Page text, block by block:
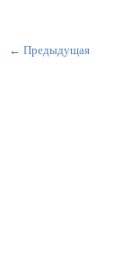
← Предыдущая